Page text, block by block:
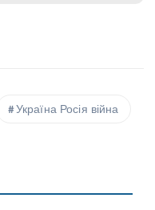
Україна Росія війна